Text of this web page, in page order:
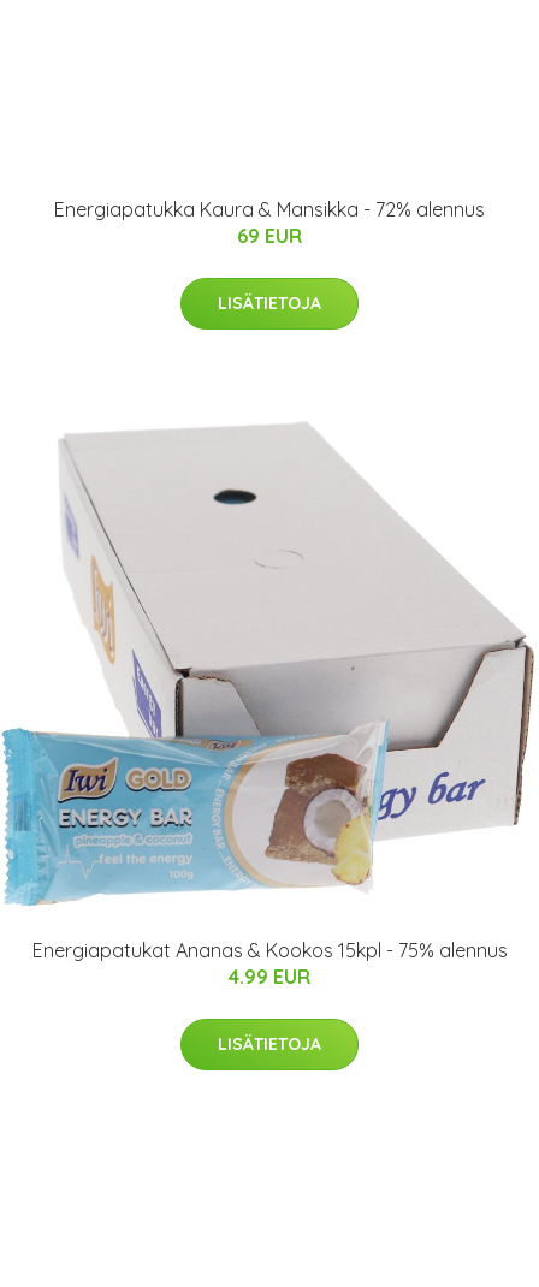
Energiapatukka Kaura & Mansikka - 72% alennus
69 EUR
LISÄTIETOJA
Energiapatukat Ananas & Kookos 15kpl - 75% alennus
4.99 EUR
LISÄTIETOJA